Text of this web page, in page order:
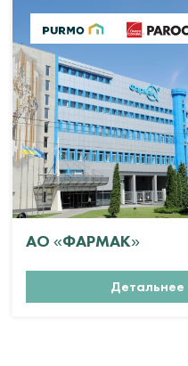
АО «ФАРМАК»
Детальнее